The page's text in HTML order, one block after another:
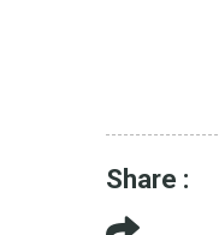
Share :